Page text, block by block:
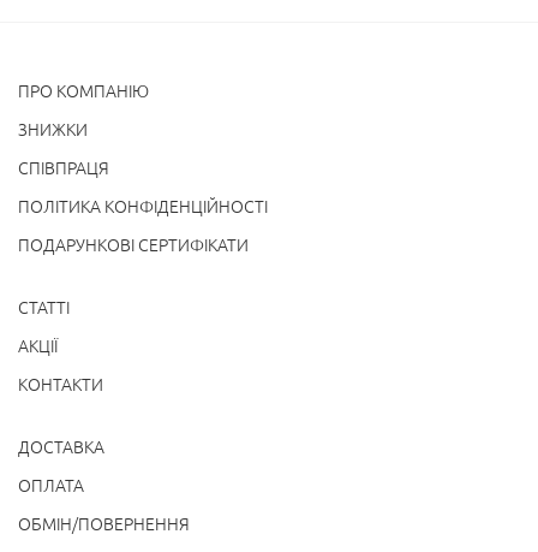
ПРО КОМПАНІЮ
ЗНИЖКИ
СПІВПРАЦЯ
ПОЛІТИКА КОНФІДЕНЦІЙНОСТІ
ПОДАРУНКОВІ СЕРТИФІКАТИ
СТАТТІ
АКЦІЇ
КОНТАКТИ
ДОСТАВКА
ОПЛАТА
ОБМІН/ПОВЕРНЕННЯ